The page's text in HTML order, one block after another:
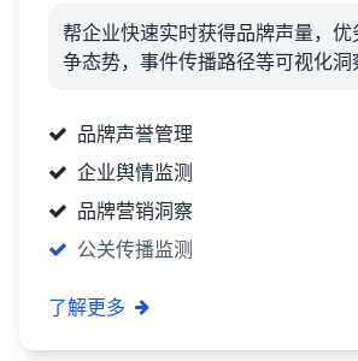
帮企业快速实时获得品牌声量，
争态势，事件传播路径等可视化洞
品牌声誉管理
企业舆情监测
品牌营销洞察
公关传播监测
了解更多